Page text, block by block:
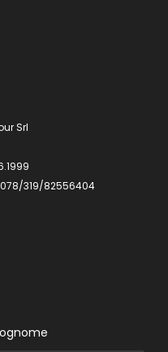
Srl
319/82556404